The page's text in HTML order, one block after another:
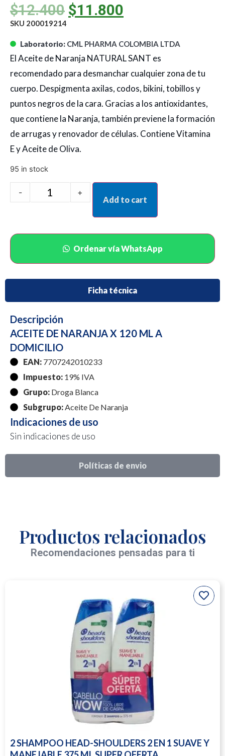
$12.400 $11.800
SKU 200019214
Laboratorio: CML PHARMA COLOMBIA LTDA
El Aceite de Naranja NATURAL SANT es
recomendado para desmanchar cualquier zona de tu
cuerpo. Despigmenta axilas, codos, bikini, tobillos y
puntos negros de la cara. Gracias a los antioxidantes,
que contiene la Naranja, también previene la formación
de arrugas y renovador de células. Contiene Vitamina
E y Aceite de Oliva.
95 in stock
- +
Add to cart
Ordenar vía WhatsApp
Ficha técnica
Políticas de envio
Descripción
ACEITE DE NARANJA X 120 ML A
DOMICILIO
EAN: 7707242010233
Impuesto: 19% IVA
Grupo: Droga Blanca
Subgrupo:Aceite De Naranja
Indicaciones de uso
Sin indicaciones de uso
Productos relacionados
Recomendaciones pensadas para ti
2 SHAMPOO HEAD-SHOULDERS 2 EN 1 SUAVE Y